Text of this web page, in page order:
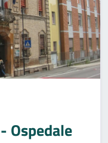
Ospedale